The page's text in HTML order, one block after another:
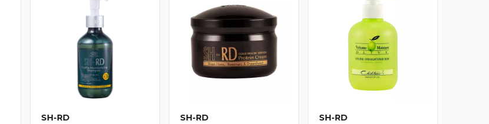
SH-RD
SH-RD
SH-RD